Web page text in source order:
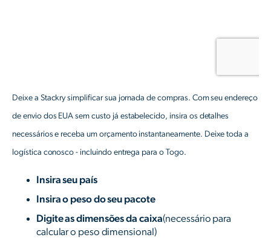
Deixe a Stackry simplificar sua jornada de compras. Com seu endereço
de envio dos EUA sem custo já estabelecido, insira os detalhes
necessários e receba um orçamento instantaneamente. Deixe toda a
logística conosco - incluindo entrega para o Togo.
Insira seu país
Insira o peso do seu pacote
Digite as dimensões da caixa(necessário para
calcular o peso dimensional)